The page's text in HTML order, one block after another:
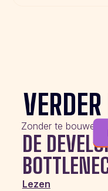
Zonder te bouwen
DE
Lezen